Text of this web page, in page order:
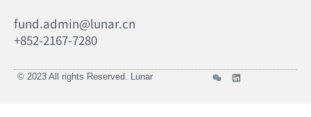
fund.admin@lunar.cn
+852-2167-7280
© 2023 All rights Reserved. Lunar